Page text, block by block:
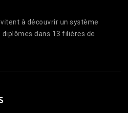
à découvrir un système
dans 13 filières de